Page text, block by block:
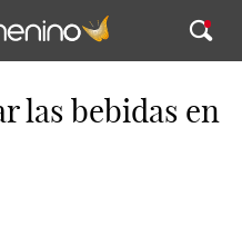
las bebidas en